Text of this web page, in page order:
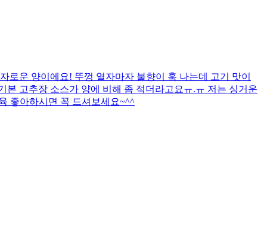
운 양이에요! 뚜껑 열자마자 불향이 훅 나는데 고기 맛이
고추장 소스가 양에 비해 좀 적더라고요ㅠ.ㅠ 저는 싱거운
좋아하시면 꼭 드셔보세요~^^